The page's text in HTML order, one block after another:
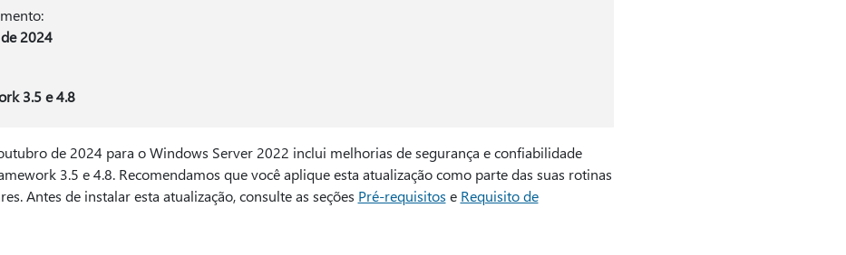
2024
3.5 e 4.8
de 2024 para o Windows Server 2022 inclui melhorias de segurança e confiabilidade
3.5 e 4.8. Recomendamos que você aplique esta atualização como parte das suas rotinas
Antes de instalar esta atualização, consulte as seções Pré-requisitos e Requisito de